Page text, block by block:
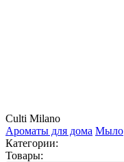
Culti Milano
Ароматы для дома Мыло
Категории:
Товары: